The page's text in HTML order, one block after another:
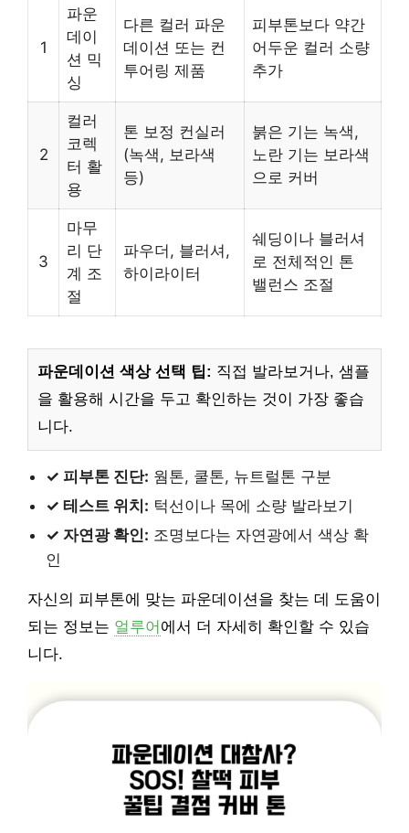
1
파운
데이
션 믹
싱
다른 컬러 파운
데이션 또는 컨
투어링 제품
피부톤보다 약간
어두운 컬러 소량
추가
2
컬러
코렉
터 활
용
톤 보정 컨실러
(녹색, 보라색
등)
붉은 기는 녹색,
노란 기는 보라색
으로 커버
3
마무
리 단
계 조
절
파우더, 블러셔,
하이라이터
쉐딩이나 블러셔
로 전체적인 톤
밸런스 조절
파운데이션 색상 선택 팁: 직접 발라보거나, 샘플
을 활용해 시간을 두고 확인하는 것이 가장 좋습
니다.
✓ 피부톤 진단: 웜톤, 쿨톤, 뉴트럴톤 구분
✓ 테스트 위치: 턱선이나 목에 소량 발라보기
✓ 자연광 확인: 조명보다는 자연광에서 색상 확
인
자신의 피부톤에 맞는 파운데이션을 찾는 데 도움이
되는 정보는 얼루어 에서 더 자세히 확인할 수 있습
니다.